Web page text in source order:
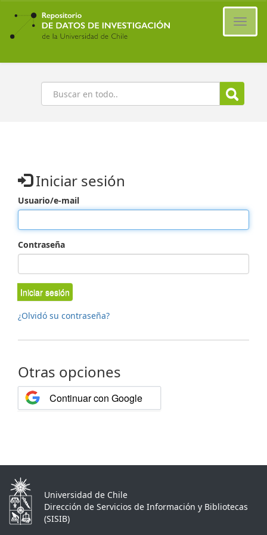
Ir
contenido
principal
Buscar
Iniciar sesión
Usuario/e-mail
Contraseña
Iniciar sesión
¿Olvidó su contraseña?
Otras opciones
Continuar con Google
Universidad de Chile
Dirección de Servicios de Información y Bibliotecas
(SISIB)